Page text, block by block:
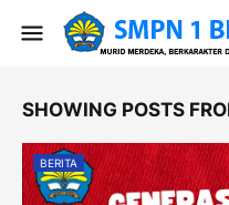
SHOWING POSTS
BERITA